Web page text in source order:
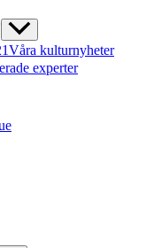
Våra kulturnyheter
experter